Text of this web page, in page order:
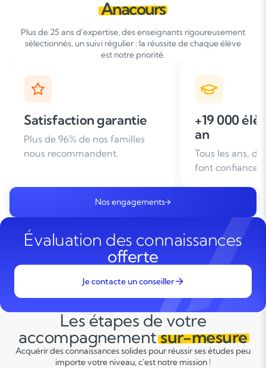
Anacours
Plus de 25 ans d'expertise, des enseignants rigoureusement
sélectionnés, un suivi régulier : la réussite de chaque élève
est notre priorité.
+19 000 élèves suivis /
an
Tous les ans, des familles nous
+ de 25 ans
Leader du
domicile en
Nos engagements
Évaluation des connaissances
offerte
Je contacte un conseiller
Les étapes de votre
accompagnementsur-mesure
Acquérir des connaissances solides pour réussir ses études peu
importe votre niveau, c'est notre mission !